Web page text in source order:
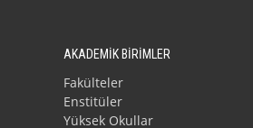
AKADEMİK BİRİMLER
Fakülteler
Enstitüler
Yüksek Okullar